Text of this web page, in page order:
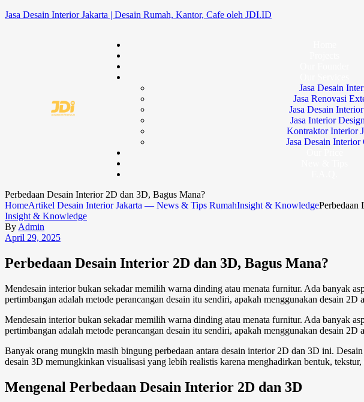
Jasa Desain Interior Jakarta | Desain Rumah, Kantor, Cafe oleh JDI.ID
Jasa Desain
Jasa Renovasi
Jasa Desain
Jasa Interior
Kontraktor Interior
Jasa Desain
Perbedaan Desain Interior 2D dan 3D, Bagus Mana?
HomeArtikel Desain Interior Jakarta — News & Tips RumahInsight & KnowledgePerbedaan
Insight & Knowledge
By Admin
April 29, 2025
Perbedaan Desain Interior 2D dan 3D, Bagus Mana?
Mendesain interior bukan sekadar memilih warna dinding atau menata furnitur. Ada banyak
pertimbangan adalah metode perancangan desain itu sendiri, apakah menggunakan desain
Mendesain interior bukan sekadar memilih warna dinding atau menata furnitur. Ada banyak
pertimbangan adalah metode perancangan desain itu sendiri, apakah menggunakan desain 2D
Banyak orang mungkin masih bingung perbedaan antara desain interior 2D dan 3D ini. Desain
desain 3D memungkinkan visualisasi yang lebih realistis karena menghadirkan bentuk,
Mengenal Perbedaan Desain Interior 2D dan 3D